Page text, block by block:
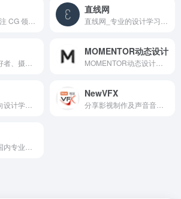
直线网
MOMENTOR动态设计
NewVFX